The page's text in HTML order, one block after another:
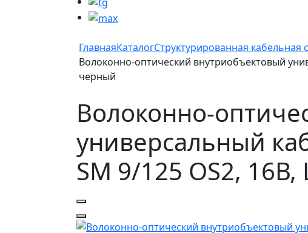
ГлавнаяКаталогСтруктурированная кабельная
Волоконно-оптический внутриобъектовый
черный
Волоконно-
универсальный
SM 9/125 OS2,